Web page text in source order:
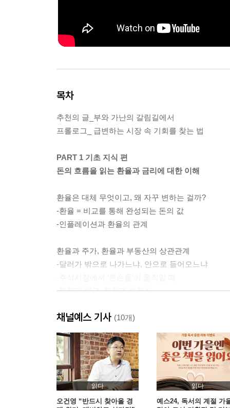
목차
추천의 글_부와 가난의 갈림길에서
프롤로그_ 급변하는 시장 속 기회를 찾는 법
PART 1 기초 지식 편
돈의 흐름을 읽는 환율과 금리에 대한 이해
환율은 대체 무엇이고, 왜 자꾸 변하는 걸까?
-환율 = 비교를 통해 완성되는 돈의 값
-인플레이션과 환율의 관계
환율과 주가, 환율과 부동산의 상관관계
-달러가 밖으로 나가느냐, 안으로 들어오느냐
-환율과 채권, 환율과 부동산
채권, 금리가 오를수록 가격은 떨어지는 이유
-시중금리의 영향을 받는 국채
-국채 투자의 개념과 전략
-대규모 국채 발행과 금리 인상
기준금리 변동이 가져오는 나비효과
-과열과 냉각 사이, 절묘한 균형 잡기
채널예스 기사 (10개)
읽다
오건영 “반드시 찾아올 경
읽다
예스24, 독서의 계절 가